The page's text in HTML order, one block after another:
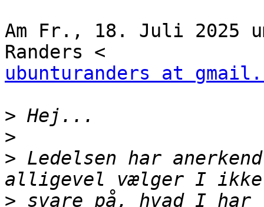
Am Fr., 18. Juli 2025
ubunturanders at
>
>
> Ledelsen har
> svare på, hvad I